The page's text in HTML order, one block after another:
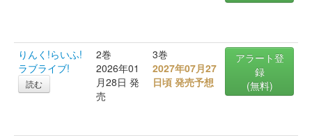
りんく!らいふ!
ラブライブ!
読む
2巻
2026年01
月28日 発
売
3巻
2027年07月27
日頃 発売予想
アラート登
録
(無料)